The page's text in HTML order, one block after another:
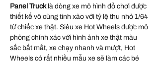
Panel Truck là dòng xe mô hình đồ chơi được
thiết kế vô cùng tinh xảo với tỷ lệ thu nhỏ 1/64
từ chiếc xe thật. Siêu xe Hot Wheels được mô
phỏng chính xác với hình ảnh xe thật màu
sắc bắt mắt, xe chạy nhanh và mượt, Hot
Wheels có rất nhiều mẫu xe sẽ làm các bé